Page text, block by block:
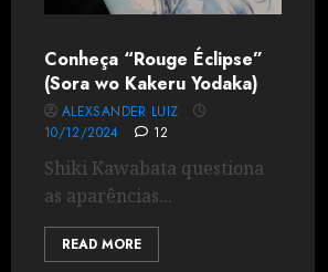
Conheça “Rouge Éclipse”
(Sora wo Kakeru Yodaka)
ALEXSANDER LUIZ
10/12/2024
12
Shiki Kawabata questiona
as aparências...
READ MORE